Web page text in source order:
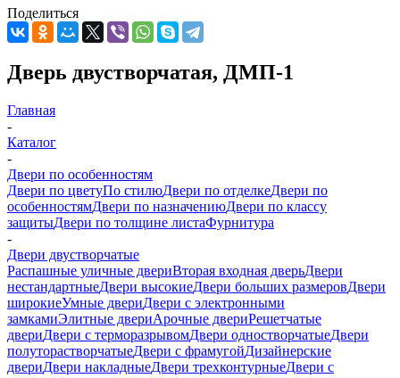
Поделиться
Дверь двустворчатая, ДМП-1
Главная
-
Каталог
-
Двери по особенностям
Двери по цветуПо стилюДвери по отделкеДвери по
особенностямДвери по назначениюДвери по классу
защитыДвери по толщине листаФурнитура
-
Двери двустворчатые
Распашные уличные двериВторая входная дверьДвери
нестандартныеДвери высокиеДвери больших размеровДвери
широкиеУмные двериДвери с электронными
замкамиЭлитные двериАрочные двериРешетчатые
двериДвери с терморазрывомДвери одностворчатыеДвери
полуторастворчатыеДвери с фрамугойДизайнерские
двериДвери накладныеДвери трехконтурныеДвери с